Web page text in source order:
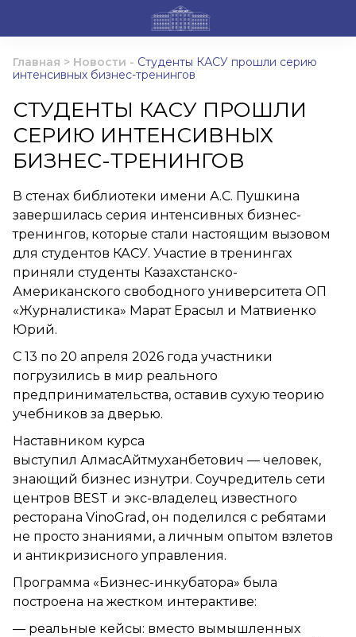
Главная > Новости - Студенты КАСУ прошли серию
интенсивных бизнес-тренингов
СТУДЕНТЫ КАСУ ПРОШЛИ
СЕРИЮ ИНТЕНСИВНЫХ
БИЗНЕС-ТРЕНИНГОВ
В стенах библиотеки имени А.С. Пушкина
завершилась серия интенсивных бизнес-
тренингов, которые стали настоящим вызовом
для студентов КАСУ. Участие в тренингах
приняли студенты Казахстанско-
Американского свободного университета ОП
«Журналистика» Марат Ерасыл и Матвиенко
Юрий.
С 13 по 20 апреля 2026 года участники
погрузились в мир реального
предпринимательства, оставив сухую теорию
учебников за дверью.
Наставником курса
выступил АлмасАйтмуханбетович — человек,
знающий бизнес изнутри. Соучредитель сети
центров BEST и экс-владелец известного
ресторана VinoGrad, он поделился с ребятами
не просто знаниями, а личным опытом взлетов
и антикризисного управления.
Программа «Бизнес-инкубатора» была
построена на жестком интерактиве:
— реальные кейсы: вместо вымышленных